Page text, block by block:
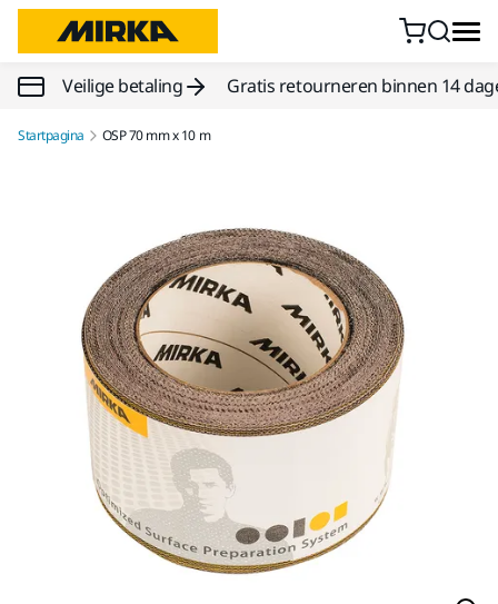
Doorgaan naar inhoud
Veilige betaling Gratis retourneren binnen 14
Startpagina OSP 70 mm x 10 m